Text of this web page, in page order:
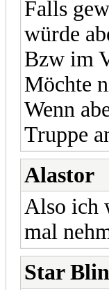
Falls
würde
Bzw im
Möchte
Wenn
Truppe
Alastor
Also ich
mal
Star